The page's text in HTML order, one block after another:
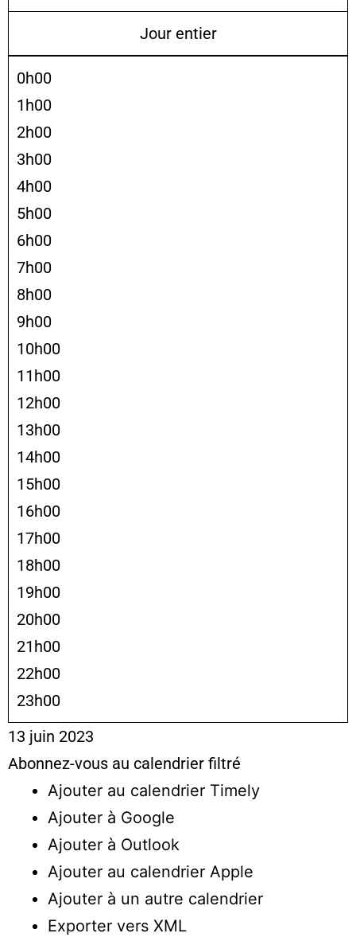
Jour entier
0h00
1h00
2h00
3h00
4h00
5h00
6h00
7h00
8h00
9h00
10h00
11h00
12h00
13h00
14h00
15h00
16h00
17h00
18h00
19h00
20h00
21h00
22h00
23h00
13 juin 2023
Abonnez-vous au calendrier filtré
Ajouter au calendrier Timely
Ajouter à Google
Ajouter à Outlook
Ajouter au calendrier Apple
Ajouter à un autre calendrier
Exporter vers XML